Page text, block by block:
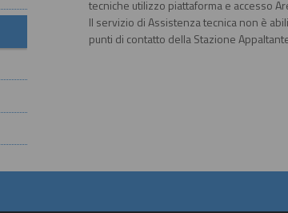
tecniche utilizzo piattaforma e accesso
Il servizio di Assistenza tecnica non è
punti di contatto della Stazione